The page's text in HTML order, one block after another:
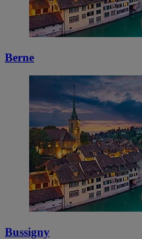
Berne
Bussigny